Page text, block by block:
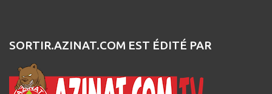
SORTIR.AZINAT.COM EST ÉDITÉ PAR